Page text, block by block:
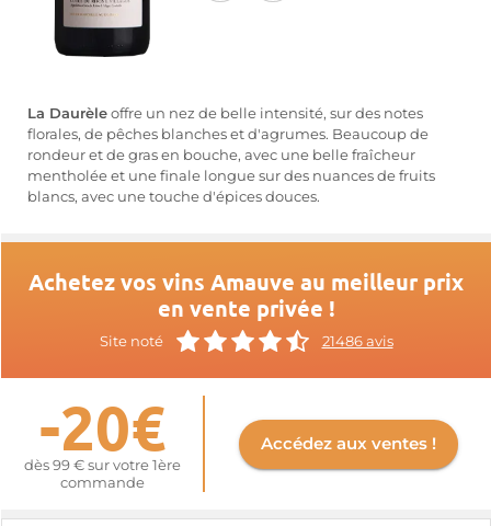
La Daurèle offre un nez de belle intensité, sur des notes
florales, de pêches blanches et d'agrumes. Beaucoup de
rondeur et de gras en bouche, avec une belle fraîcheur
mentholée et une finale longue sur des nuances de fruits
blancs, avec une touche d'épices douces.
Achetez vos vins Amauve au meilleur prix
en vente privée !
Site noté 21486 avis
-20€
dès 99 € sur votre 1ère
commande
Accédez aux ventes !